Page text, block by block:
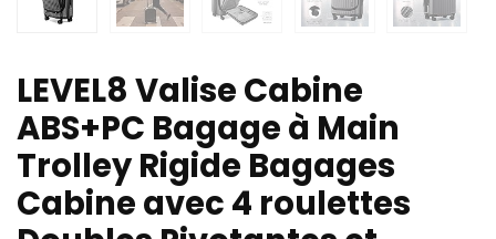
LEVEL8 Valise Cabine
ABS+PC Bagage à Main
Trolley Rigide Bagages
Cabine avec 4 roulettes